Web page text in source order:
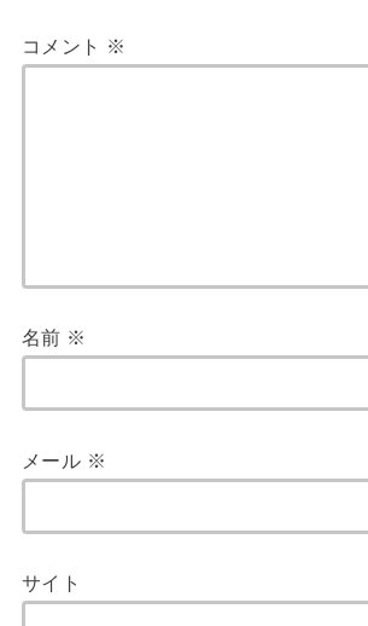
コメント ※
名前 ※
メール ※
サイト